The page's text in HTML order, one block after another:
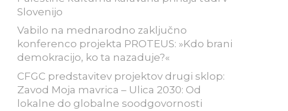
Slovenijo
Vabilo na mednarodno zaključno
konferenco projekta PROTEUS: »Kdo brani
demokracijo, ko ta nazaduje?«
CFGC predstavitev projektov drugi sklop:
Zavod Moja mavrica – Ulica 2030: Od
lokalne do globalne soodgovornosti